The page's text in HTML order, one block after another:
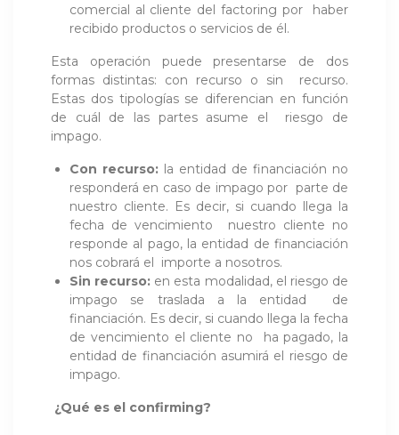
comercial al cliente del factoring por haber
recibido productos o servicios de él.
Esta operación puede presentarse de dos
formas distintas: con recurso o sin recurso.
Estas dos tipologías se diferencian en función
de cuál de las partes asume el riesgo de
impago.
Con recurso: la entidad de financiación no
responderá en caso de impago por parte de
nuestro cliente. Es decir, si cuando llega la
fecha de vencimiento nuestro cliente no
responde al pago, la entidad de financiación
nos cobrará el importe a nosotros.
Sin recurso: en esta modalidad, el riesgo de
impago se traslada a la entidad de
financiación. Es decir, si cuando llega la fecha
de vencimiento el cliente no ha pagado, la
entidad de financiación asumirá el riesgo de
impago.
¿Qué es el confirming?